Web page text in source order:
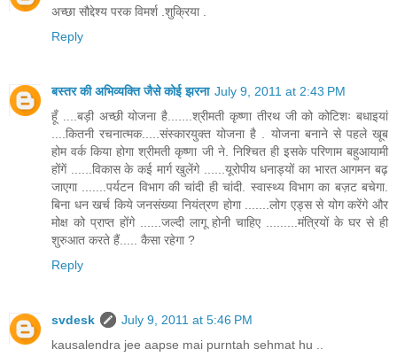
अच्छा सौद्देश्य परक विमर्श .शुक्रिया .
Reply
बस्तर की अभिव्यक्ति जैसे कोई झरना July 9, 2011 at 2:43 PM
हूँ ....बड़ी अच्छी योजना है.......श्रीमती कृष्णा तीरथ जी को कोटिशः बधाइयां
....कितनी रचनात्मक.....संस्कारयुक्त योजना है . योजना बनाने से पहले खूब
होम वर्क किया होगा श्रीमती कृष्णा जी ने. निश्चित ही इसके परिणाम बहुआयामी
होंगें ......विकास के कई मार्ग खुलेंगे ......यूरोपीय धनाड्यों का भारत आगमन बढ़
जाएगा .......पर्यटन विभाग की चांदी ही चांदी. स्वास्थ्य विभाग का बज़ट बचेगा.
बिना धन खर्च किये जनसंख्या नियंत्रण होगा .......लोग एड्स से योग करेंगे और
मोक्ष को प्राप्त होंगे ......जल्दी लागू होनी चाहिए .........मंत्रियों के घर से ही
शुरुआत करते हैं..... कैसा रहेगा ?
Reply
svdesk
July 9, 2011 at 5:46 PM
kausalendra jee aapse mai purntah sehmat hu ..